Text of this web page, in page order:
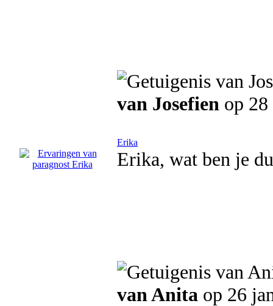
van Josefien op
Erika
Erika, wat ben je
van Anita op 26